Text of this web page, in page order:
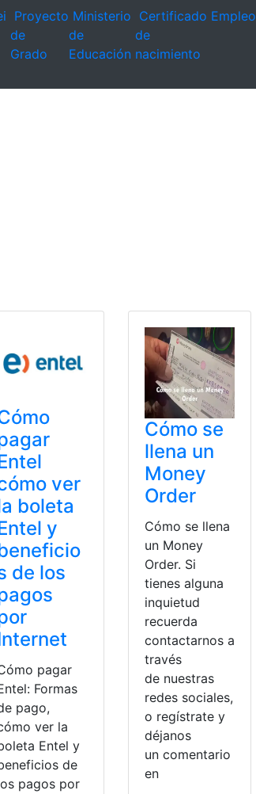
Proyecto
de
Grado
Ministerio
de
Educación
Certificado
de
nacimiento
Empleo
ver
boleta
y
de los
pagar
Formas
pago,
ver la
Entel y
de
pagos por
Cómo se
llena un
Money
Order
Cómo se llena
un Money
Order. Si
tienes alguna
inquietud
recuerda
contactarnos a
través
de nuestras
redes sociales,
o regístrate y
déjanos
un comentario
en